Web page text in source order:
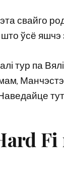
гэта
ўсё яшчэ
тур па
Fi